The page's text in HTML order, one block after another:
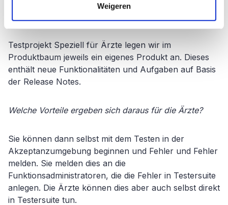
Weigeren
Testprojekt Speziell für Ärzte legen wir im
Produktbaum jeweils ein eigenes Produkt an. Dieses
enthält neue Funktionalitäten und Aufgaben auf Basis
der Release Notes.
Welche Vorteile ergeben sich daraus für die Ärzte?
Sie können dann selbst mit dem Testen in der
Akzeptanzumgebung beginnen und Fehler und Fehler
melden. Sie melden dies an die
Funktionsadministratoren, die die Fehler in Testersuite
anlegen. Die Ärzte können dies aber auch selbst direkt
in Testersuite tun.